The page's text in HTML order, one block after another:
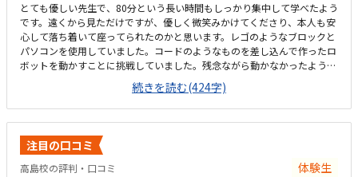
とても優しい先生で、80分という長い時間もしっかり集中して学べたよう
です。遠くから見ただけですが、優しく微笑みかけてくださり、本人も安
心して落ち着いて座ってられたのかと思います。レゴのようなブロックと
パソコンを使用していました。コードのようなものを差し込んで作ったロ
ボットを動かすことに挑戦していました。残念ながら動かなかったよう
で、また挑戦したい！と意気込んでいました。駐車場がないため、道路に
一時停止で停める形になってしまいます。徒歩で通うのであれば便利な場
所にありますが、車で送り迎えは少し難しいので今後どうしようか考え中
です。内装や雰囲気は落ち着いていて、子供が集中できそうな環境でし
た。机や椅子の高さもちょうど良さそうで、土足ではないので床でロボッ
トを動かしたりしても気になりませんでした。他の習い事よりは少し割高
だと思いますが、80分という長い時間を考えると相応かと思います。月2
続きを読む(424字)
注目の口コミ
高島校の評判・口コミ 体験生